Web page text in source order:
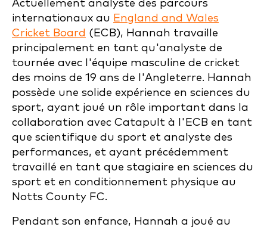
Actuellement analyste des parcours
internationaux au England and Wales
Cricket Board (ECB), Hannah travaille
principalement en tant qu'analyste de
tournée avec l'équipe masculine de cricket
des moins de 19 ans de l'Angleterre. Hannah
possède une solide expérience en sciences du
sport, ayant joué un rôle important dans la
collaboration avec Catapult à l'ECB en tant
que scientifique du sport et analyste des
performances, et ayant précédemment
travaillé en tant que stagiaire en sciences du
sport et en conditionnement physique au
Notts County FC.
Pendant son enfance, Hannah a joué au